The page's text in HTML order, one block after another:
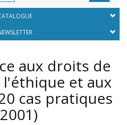
aux droits de
et aux
cas pratiques